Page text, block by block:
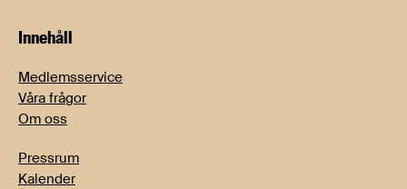
Innehåll
Medlemsservice
Våra frågor
Om oss
Pressrum
Kalender